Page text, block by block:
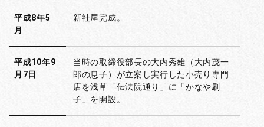
平成8年5
月
新社屋完成。
平成10年9
月7日
当時の取締役部長の大内秀雄（大内茂一
郎の息子）が立案し実行した小売り専門
店を浅草「伝法院通り」に「かなや刷
子」を開設。